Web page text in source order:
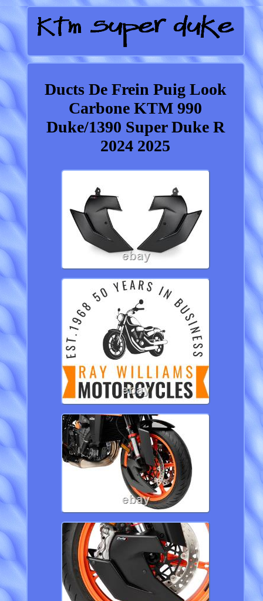
Ducts De Frein Puig Look
Carbone KTM 990
Duke/1390 Super Duke R
2024 2025